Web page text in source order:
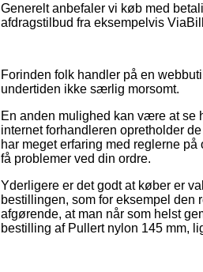
Generelt anbefaler vi køb med
afdragstilbud fra eksempelvis
Forinden folk handler på en
undertiden ikke særlig morsomt.
En anden mulighed kan være at se
internet forhandleren opretholder
har meget erfaring med reglerne
få problemer ved din ordre.
Yderligere er det godt at køber er
bestillingen, som for eksempel den
afgørende, at man når som helst
bestilling af Pullert nylon 145 mm,